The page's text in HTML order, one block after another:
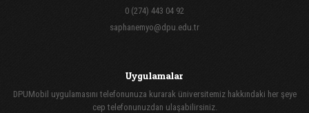
0 (274) 443 04 92
saphanemyo@dpu.edu.tr
Uygulamalar
DPUMobil uygulamasını telefonunuza kurarak üniversitemiz hakkındaki her şeye
cep telefonunuzdan ulaşabilirsiniz.